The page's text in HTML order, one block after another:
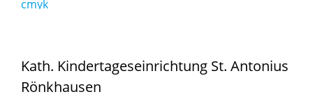
Kath. Kindertageseinrichtung St. Antonius
Rönkhausen